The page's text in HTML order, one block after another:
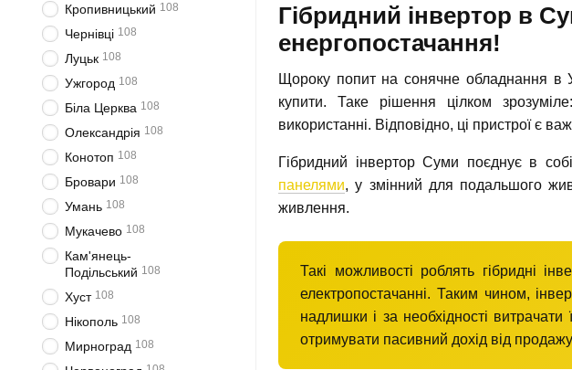
Гібридний інвертор в
енергопостачання!
Щороку попит на сонячне обладнання в
купити. Таке рішення цілком
використанні. Відповідно, ці пристрої є
Гібридний інвертор Суми поєднує в
панелями, у змінний для подальшого
живлення.
Такі можливості роблять гібридні
електропостачанні. Таким чином,
надлишки і за необхідності
отримувати пасивний дохід від продажу
Кропивницький 108
Чернівці 108
Луцьк 108
Ужгород 108
Біла Церква 108
Олександрія 108
Конотоп 108
Бровари 108
Умань 108
Мукачево 108
Кам'янець-
Подільський 108
Хуст 108
Нікополь 108
Мирноград 108